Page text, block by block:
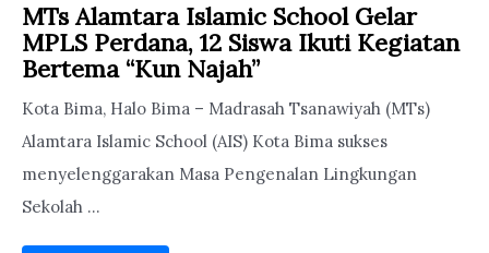
MTs Alamtara Islamic School Gelar
MPLS Perdana, 12 Siswa Ikuti Kegiatan
Bertema “Kun Najah”
Kota Bima, Halo Bima – Madrasah Tsanawiyah (MTs)
Alamtara Islamic School (AIS) Kota Bima sukses
menyelenggarakan Masa Pengenalan Lingkungan
Sekolah ...